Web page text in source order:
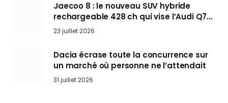
Jaecoo 8 : le nouveau SUV hybride
rechargeable 428 ch qui vise l’Audi Q7
arrive en Europe cet automne
23 juillet 2026
Dacia écrase toute la concurrence sur
un marché où personne ne l’attendait
31 juillet 2026